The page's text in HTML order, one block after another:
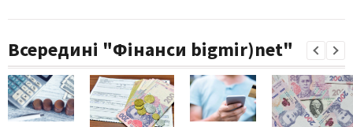
Всередині "Фінанси bigmir)net"